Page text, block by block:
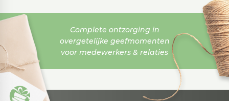
Complete ontzorging in
overgetelijke geefmomenten
voor medewerkers & relaties